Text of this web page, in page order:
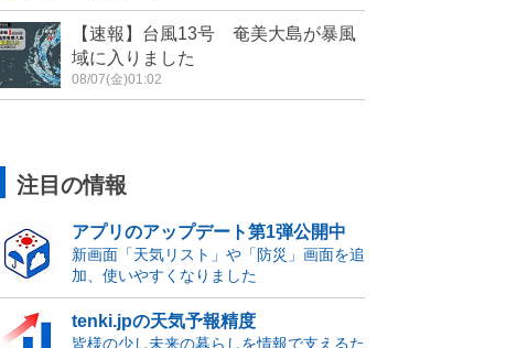
【速報】台風13号 奄美大島が暴風
域に入りました
08/07(金)01:02
注目の情報
アプリのアップデート第1弾公開中
新画面「天気リスト」や「防災」画面を追
加、使いやすくなりました
tenki.jpの天気予報精度
皆様の少し未来の暮らしを情報で支えるた